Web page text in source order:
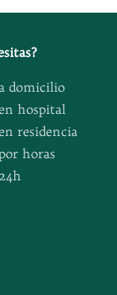
?
domicilio
hospital
residencia
horas